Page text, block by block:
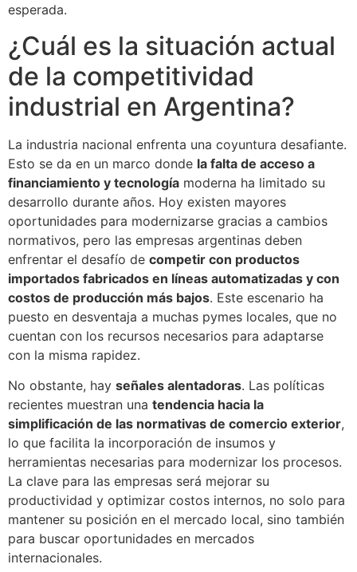
esperada.
¿Cuál es la situación actual
de la competitividad
industrial en Argentina?
La industria nacional enfrenta una coyuntura desafiante.
Esto se da en un marco donde la falta de acceso a
financiamiento y tecnología moderna ha limitado su
desarrollo durante años. Hoy existen mayores
oportunidades para modernizarse gracias a cambios
normativos, pero las empresas argentinas deben
enfrentar el desafío de competir con productos
importados fabricados en líneas automatizadas y con
costos de producción más bajos. Este escenario ha
puesto en desventaja a muchas pymes locales, que no
cuentan con los recursos necesarios para adaptarse
con la misma rapidez.
No obstante, hay señales alentadoras. Las políticas
recientes muestran una tendencia hacia la
simplificación de las normativas de comercio exterior,
lo que facilita la incorporación de insumos y
herramientas necesarias para modernizar los procesos.
La clave para las empresas será mejorar su
productividad y optimizar costos internos, no solo para
mantener su posición en el mercado local, sino también
para buscar oportunidades en mercados
internacionales.